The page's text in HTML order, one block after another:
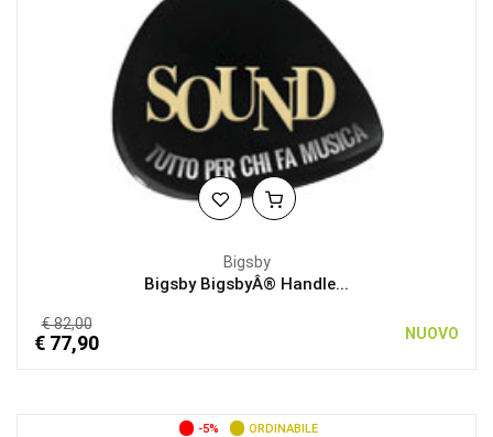
Bigsby
Bigsby BigsbyÂ® Handle...
€ 82,00
€ 77,90 NUOVO
-5% ORDINABILE